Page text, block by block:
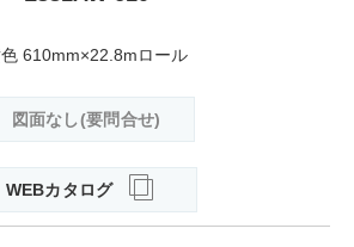
610mm×22.8mロール
図面なし(要問合せ)
WEBカタログ